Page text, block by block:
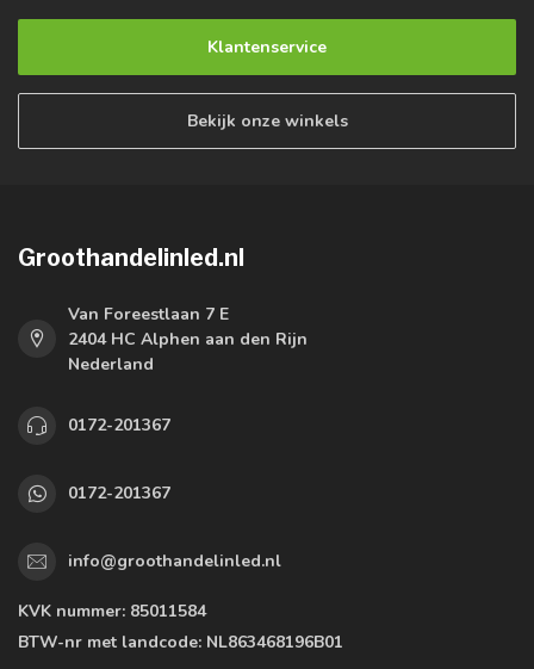
Klantenservice
Bekijk onze winkels
Groothandelinled.nl
Van Foreestlaan 7 E
2404 HC Alphen aan den Rijn
Nederland
0172-201367
0172-201367
info@groothandelinled.nl
KVK nummer: 85011584
BTW-nr met landcode: NL863468196B01